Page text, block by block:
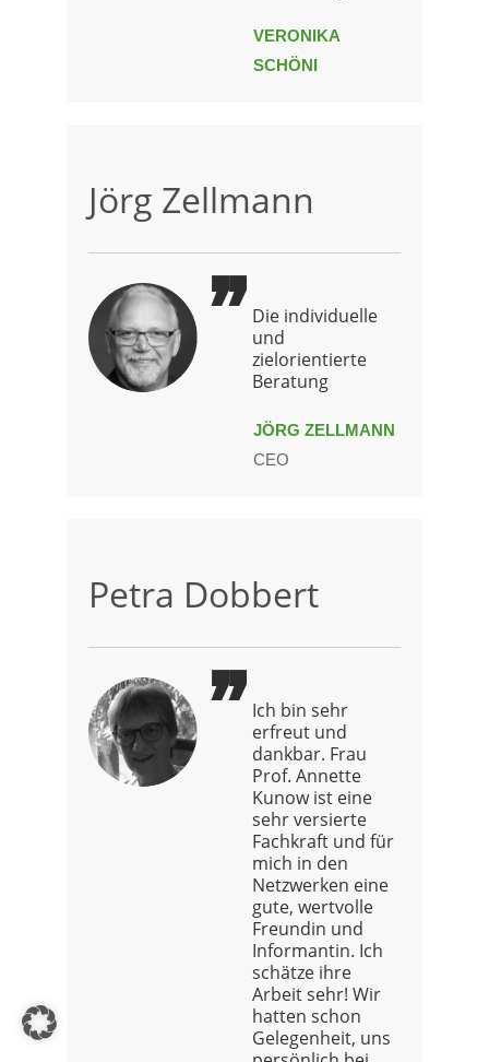
VERONIKA
SCHÖNI
Jörg Zellmann
Die individuelle
und
zielorientierte
Beratung
JÖRG ZELLMANN
CEO
Petra Dobbert
Ich bin sehr
erfreut und
dankbar. Frau
Prof. Annette
Kunow ist eine
sehr versierte
Fachkraft und für
mich in den
Netzwerken eine
gute, wertvolle
Freundin und
Informantin. Ich
schätze ihre
Arbeit sehr! Wir
hatten schon
Gelegenheit, uns